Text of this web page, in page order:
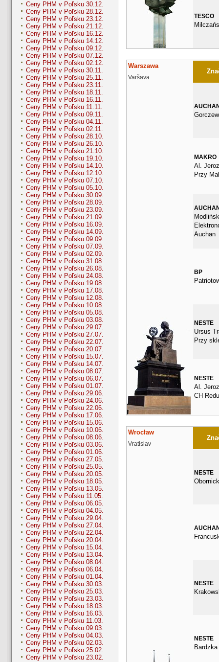
Ceny PHM v Poľsku 30.12.
Ceny PHM v Poľsku 28.12.
Ceny PHM v Poľsku 23.12.
Ceny PHM v Poľsku 21.12.
Ceny PHM v Poľsku 16.12.
Ceny PHM v Poľsku 14.12.
Ceny PHM v Poľsku 09.12.
Ceny PHM v Poľsku 07.12.
Ceny PHM v Poľsku 02.12.
Ceny PHM v Poľsku 30.11.
Ceny PHM v Poľsku 25.11.
Ceny PHM v Poľsku 23.11.
Ceny PHM v Poľsku 18.11.
Ceny PHM v Poľsku 16.11.
Ceny PHM v Poľsku 11.11.
Ceny PHM v Poľsku 09.11.
Ceny PHM v Poľsku 04.11.
Ceny PHM v Poľsku 02.11.
Ceny PHM v Poľsku 28.10.
Ceny PHM v Poľsku 26.10.
Ceny PHM v Poľsku 21.10.
Ceny PHM v Poľsku 19.10.
Ceny PHM v Poľsku 14.10.
Ceny PHM v Poľsku 12.10.
Ceny PHM v Poľsku 07.10.
Ceny PHM v Poľsku 05.10.
Ceny PHM v Poľsku 30.09.
Ceny PHM v Poľsku 28.09.
Ceny PHM v Poľsku 23.09.
Ceny PHM v Poľsku 21.09.
Ceny PHM v Poľsku 16.09.
Ceny PHM v Poľsku 14.09.
Ceny PHM v Poľsku 09.09.
Ceny PHM v Poľsku 07.09.
Ceny PHM v Poľsku 02.09.
Ceny PHM v Poľsku 31.08.
Ceny PHM v Poľsku 26.08.
Ceny PHM v Poľsku 24.08.
Ceny PHM v Poľsku 19.08.
Ceny PHM v Poľsku 17.08.
Ceny PHM v Poľsku 12.08.
Ceny PHM v Poľsku 10.08.
Ceny PHM v Poľsku 05.08.
Ceny PHM v Poľsku 03.08.
Ceny PHM v Poľsku 29.07.
Ceny PHM v Poľsku 27.07.
Ceny PHM v Poľsku 22.07.
Ceny PHM v Poľsku 20.07.
Ceny PHM v Poľsku 15.07.
Ceny PHM v Poľsku 14.07.
Ceny PHM v Poľsku 08.07.
Ceny PHM v Poľsku 06.07.
Ceny PHM v Poľsku 01.07.
Ceny PHM v Poľsku 29.06.
Ceny PHM v Poľsku 24.06.
Ceny PHM v Poľsku 22.06.
Ceny PHM v Poľsku 17.06.
Ceny PHM v Poľsku 15.06.
Ceny PHM v Poľsku 10.06.
Ceny PHM v Poľsku 08.06.
Ceny PHM v Poľsku 03.06.
Ceny PHM v Poľsku 01.06.
Ceny PHM v Poľsku 27.05.
Ceny PHM v Poľsku 25.05.
Ceny PHM v Poľsku 20.05.
Ceny PHM v Poľsku 18.05.
Ceny PHM v Poľsku 13.05.
Ceny PHM v Poľsku 11.05.
Ceny PHM v Poľsku 06.05.
Ceny PHM v Poľsku 04.05.
Ceny PHM v Poľsku 29.04.
Ceny PHM v Poľsku 27.04.
Ceny PHM v Poľsku 22.04.
Ceny PHM v Poľsku 20.04.
Ceny PHM v Poľsku 15.04.
Ceny PHM v Poľsku 13.04.
Ceny PHM v Poľsku 08.04.
Ceny PHM v Poľsku 06.04.
Ceny PHM v Poľsku 01.04.
Ceny PHM v Poľsku 30.03.
Ceny PHM v Poľsku 25.03.
Ceny PHM v Poľsku 23.03.
Ceny PHM v Poľsku 18.03.
Ceny PHM v Poľsku 16.03.
Ceny PHM v Poľsku 11.03.
Ceny PHM v Poľsku 09.03.
Ceny PHM v Poľsku 04.03.
Ceny PHM v Poľsku 02.03.
Ceny PHM v Poľsku 25.02.
Ceny PHM v Poľsku 23.02.
TESCO
Warszawa
Varšava
MAKRO
Al.
Przy
Auchan
BP
NESTE
Ursus
Przy
NESTE
Al.
CH
Wrocław
Vratislav
NESTE
NESTE
NESTE
Bardzka